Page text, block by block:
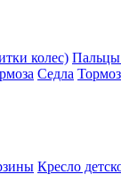
колес) Пальцы
Седла
Кресло